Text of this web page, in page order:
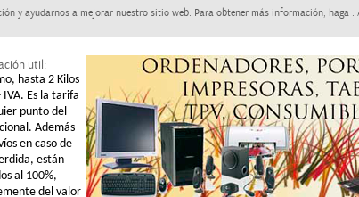
y ayudarnos a mejorar nuestro sitio web. Para obtener más información, haga
util:
hasta 2 Kilos
IVA. Es la tarifa
punto del
Además
en caso de
están
al 100%,
del valor